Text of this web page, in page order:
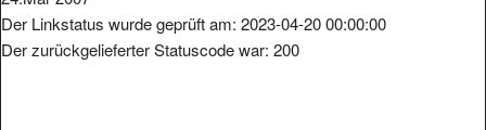
Der Linkstatus wurde geprüft am: 2023-04-20 00:00:00
Der zurückgelieferter Statuscode war: 200